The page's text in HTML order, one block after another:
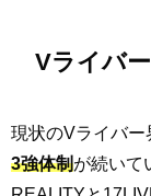
Vライバ
現状のVライバー
3強体制が続いて